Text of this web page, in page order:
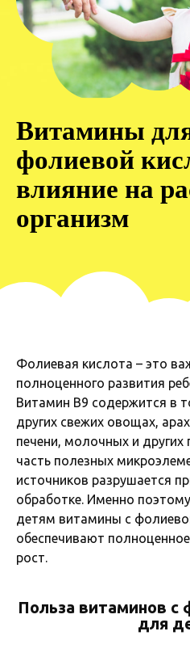
Витамины
фолиевой
влияние на
организм
Фолиевая кислота – это
полноценного развития
Витамин B9 содержится в
других свежих овощах,
печени, молочных и других
часть полезных
источников разрушается
обработке. Именно
детям витамины с
обеспечивают
рост.
Польза витаминов с
для